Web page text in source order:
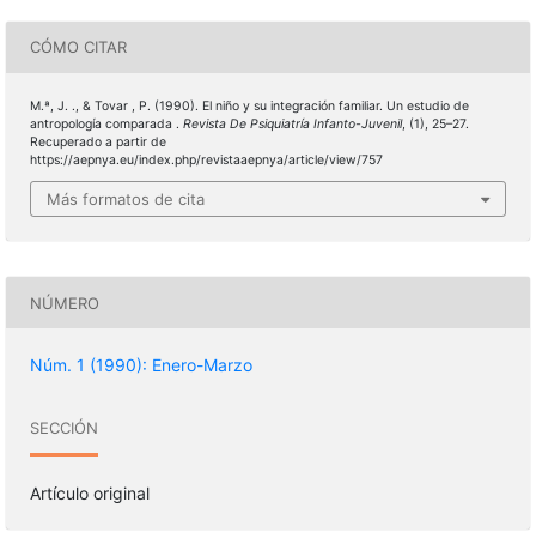
CÓMO CITAR
M.ª, J. ., & Tovar , P. (1990). El niño y su integración familiar. Un estudio de
antropología comparada . Revista De Psiquiatría Infanto-Juvenil, (1), 25–27.
Recuperado a partir de
https://aepnya.eu/index.php/revistaaepnya/article/view/757
Más formatos de cita
NÚMERO
Núm. 1 (1990): Enero-Marzo
SECCIÓN
Artículo original